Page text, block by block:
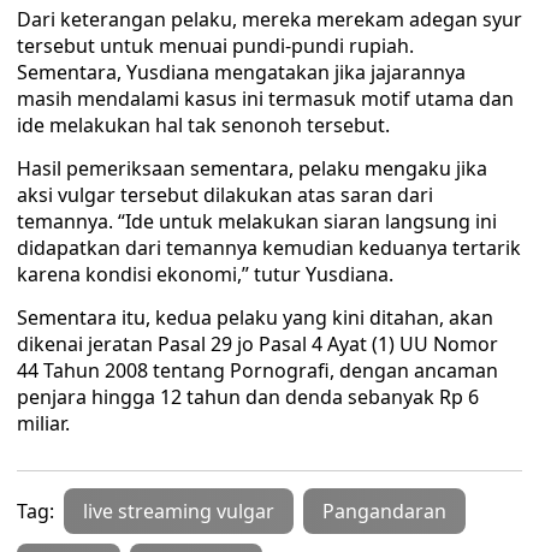
Dari keterangan pelaku, mereka merekam adegan syur
tersebut untuk menuai pundi-pundi rupiah.
Sementara, Yusdiana mengatakan jika jajarannya
masih mendalami kasus ini termasuk motif utama dan
ide melakukan hal tak senonoh tersebut.
Hasil pemeriksaan sementara, pelaku mengaku jika
aksi vulgar tersebut dilakukan atas saran dari
temannya. “Ide untuk melakukan siaran langsung ini
didapatkan dari temannya kemudian keduanya tertarik
karena kondisi ekonomi,” tutur Yusdiana.
Sementara itu, kedua pelaku yang kini ditahan, akan
dikenai jeratan Pasal 29 jo Pasal 4 Ayat (1) UU Nomor
44 Tahun 2008 tentang Pornografi, dengan ancaman
penjara hingga 12 tahun dan denda sebanyak Rp 6
miliar.
Tag: live streaming vulgar Pangandaran